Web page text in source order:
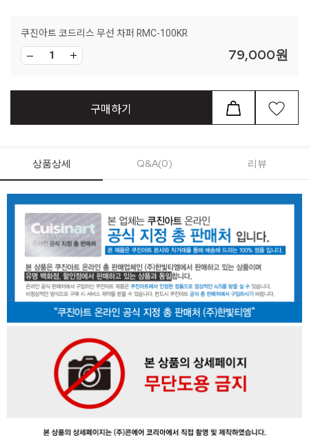
쿠진아트 코드리스 무선 차퍼 RMC-100KR
79,000원
구매하기
상품상세 Q&A(0) 리뷰